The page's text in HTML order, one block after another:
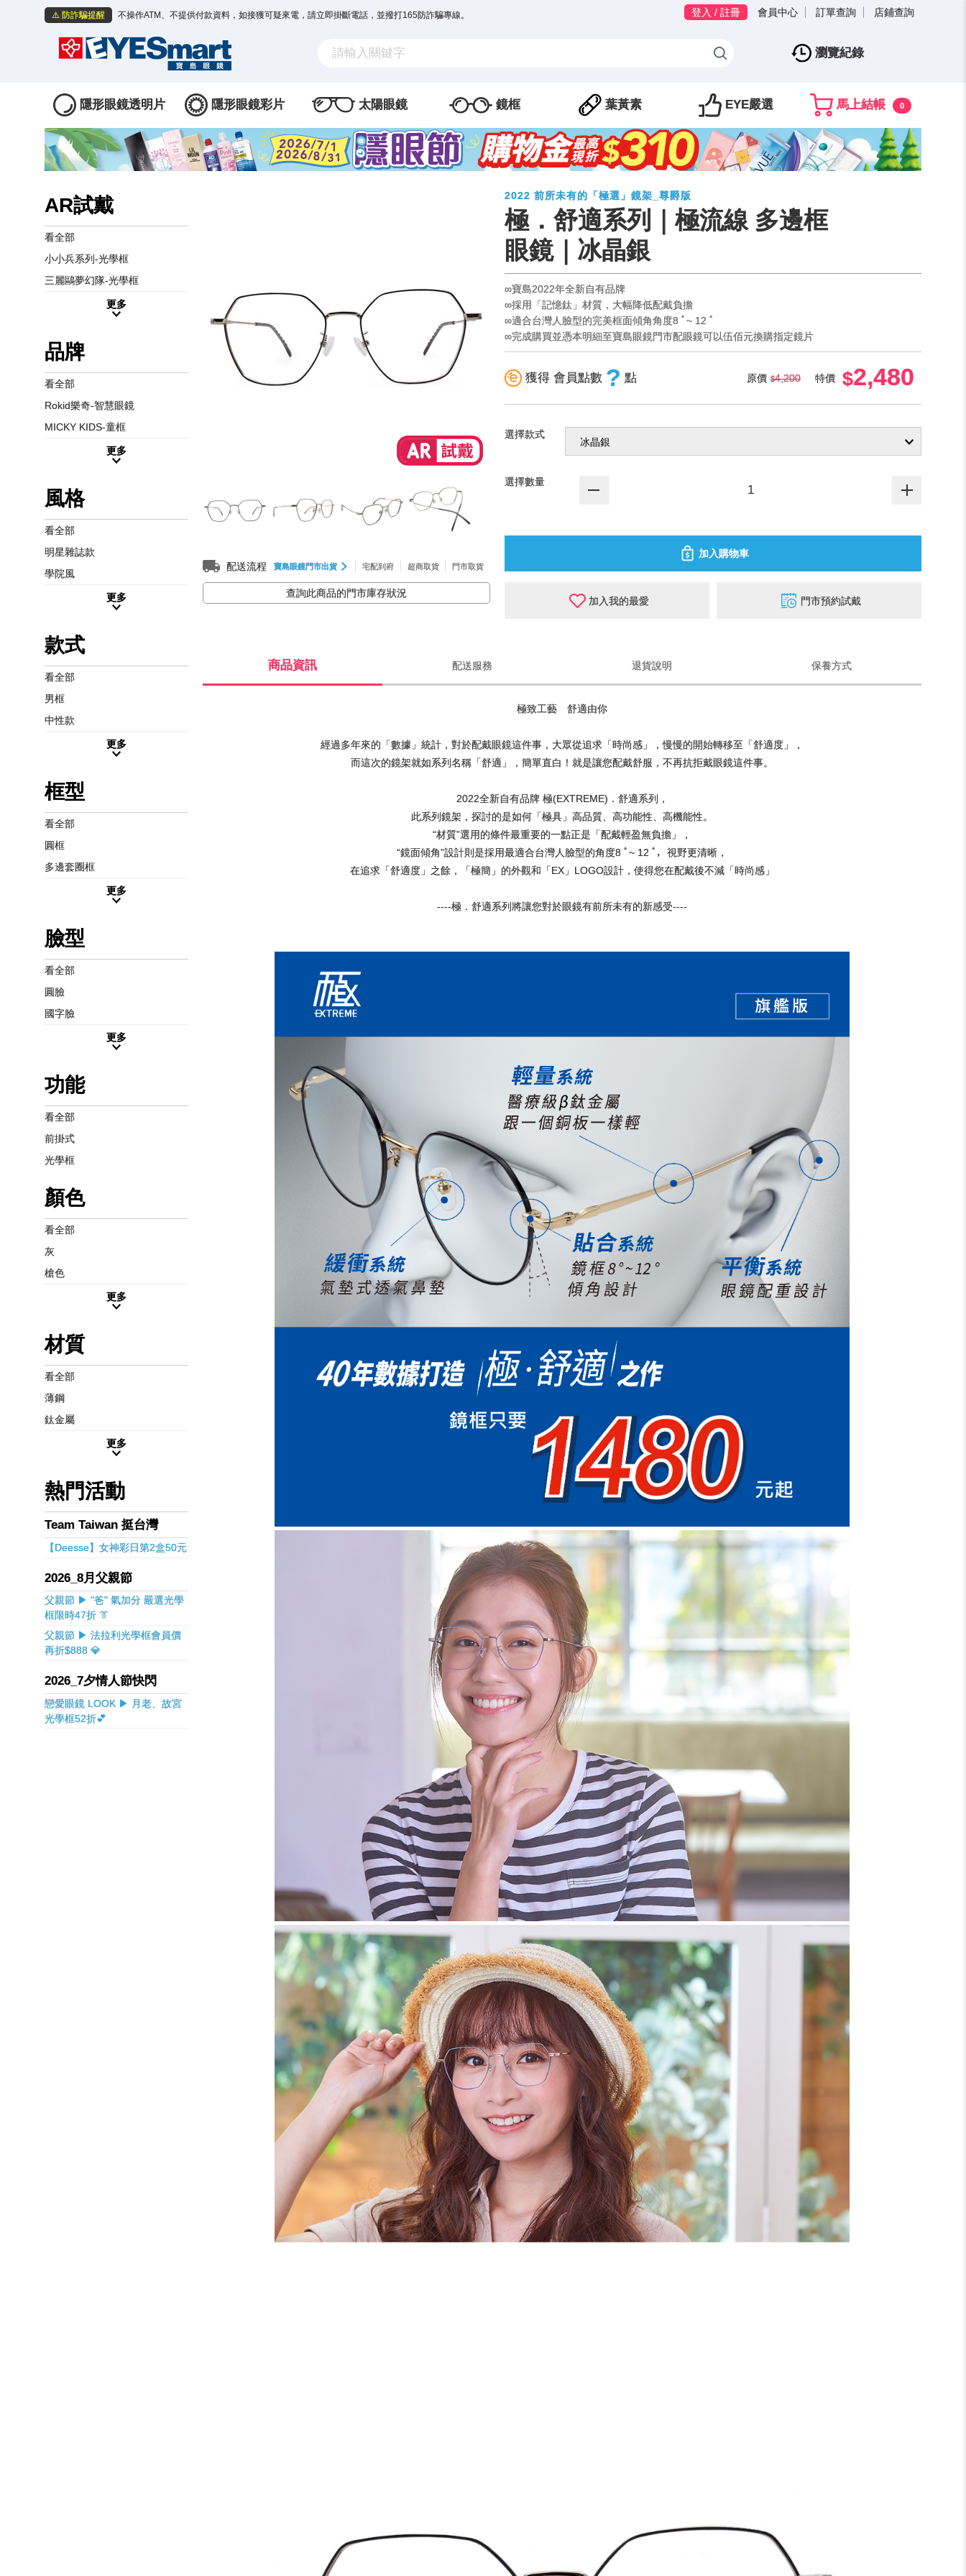
⚠️ 防詐騙提醒 不操作ATM、不提供付款資料，如接獲可疑來電，請立即掛斷電話，並撥打165防詐騙專線。 登入 / 註冊 會員中心 訂單查詢 店鋪查詢
瀏覽紀錄
隱形眼鏡透明片 隱形眼鏡彩片 太陽眼鏡 鏡框 葉黃素 EYE嚴選 馬上結帳 0
AR試戴
看全部
小小兵系列-光學框
三麗鷗夢幻隊-光學框
更多
品牌
看全部
Rokid樂奇-智慧眼鏡
MICKY KIDS-童框
更多
風格
看全部
明星雜誌款
學院風
更多
款式
看全部
男框
中性款
更多
框型
看全部
圓框
多邊套圈框
更多
臉型
看全部
圓臉
國字臉
更多
功能
看全部
前掛式
光學框
顏色
看全部
灰
槍色
更多
材質
看全部
薄鋼
鈦金屬
更多
熱門活動
Team Taiwan 挺台灣
【Deesse】女神彩日第2盒50元
2026_8月父親節
父親節 ▶ "爸" 氣加分 嚴選光學
框限時47折 👔
父親節 ▶ 法拉利光學框會員價
再折$888 💎
2026_7夕情人節快閃
戀愛眼鏡 LOOK ▶ 月老、故宮
光學框52折💕
配送流程 寶島眼鏡門市出貨 宅配到府 超商取貨 門市取貨
查詢此商品的門市庫存狀況
2022 前所未有的「極選」鏡架_尊爵版
極．舒適系列｜極流線 多邊框
眼鏡｜冰晶銀
∞寶島2022年全新自有品牌
∞採用「記憶鈦」材質，大幅降低配戴負擔
∞適合台灣人臉型的完美框面傾角角度8 ﾟ~ 12 ﾟ
∞完成購買並憑本明細至寶島眼鏡門市配眼鏡可以伍佰元換購指定鏡片
獲得 會員點數 ? 點 原價 4,200 特價 2,480
選擇款式
選擇數量
加入購物車
加入我的最愛 門市預約試戴
商品資訊 配送服務 退貨說明 保養方式
極致工藝 舒適由你
經過多年來的「數據」統計，對於配戴眼鏡這件事，大眾從追求「時尚感」，慢慢的開始轉移至「舒適度」，
而這次的鏡架就如系列名稱「舒適」，簡單直白！就是讓您配戴舒服，不再抗拒戴眼鏡這件事。
2022全新自有品牌 極(EXTREME)．舒適系列，
此系列鏡架，探討的是如何「極具」高品質、高功能性、高機能性。
“材質”選用的條件最重要的一點正是「配戴輕盈無負擔」，
“鏡面傾角”設計則是採用最適合台灣人臉型的角度8 ﾟ~ 12 ﾟ，視野更清晰，
在追求「舒適度」之餘，「極簡」的外觀和「EX」LOGO設計，使得您在配戴後不減「時尚感」
----極．舒適系列將讓您對於眼鏡有前所未有的新感受----